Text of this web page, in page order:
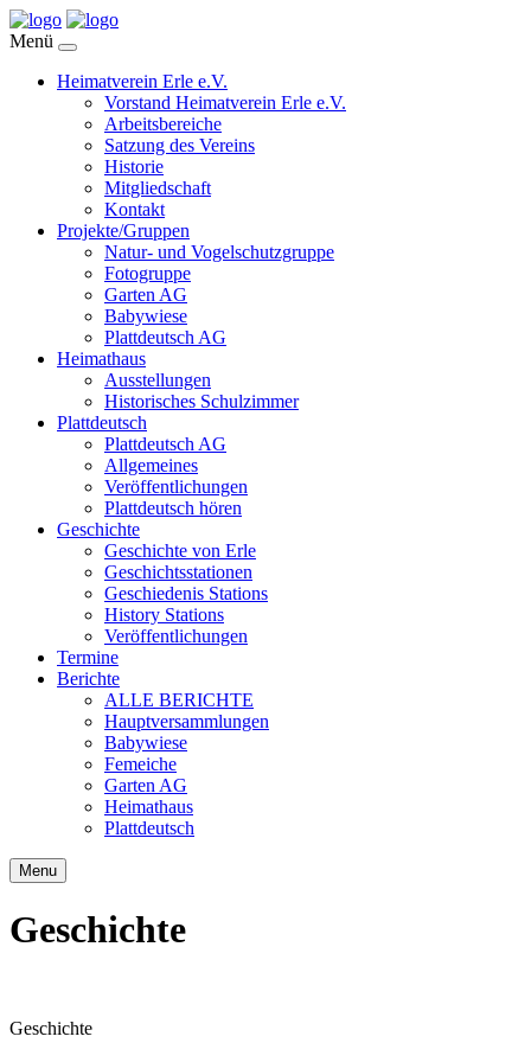
Menü
Heimatverein Erle e.V.
Vorstand Heimatverein Erle e.V.
Arbeitsbereiche
Satzung des Vereins
Historie
Mitgliedschaft
Kontakt
Projekte/Gruppen
Natur- und Vogelschutzgruppe
Fotogruppe
Garten AG
Babywiese
Plattdeutsch AG
Heimathaus
Ausstellungen
Historisches Schulzimmer
Plattdeutsch
Plattdeutsch AG
Allgemeines
Veröffentlichungen
Plattdeutsch hören
Geschichte
Geschichte von Erle
Geschichtsstationen
Geschiedenis Stations
History Stations
Veröffentlichungen
Termine
Berichte
ALLE BERICHTE
Hauptversammlungen
Babywiese
Femeiche
Garten AG
Heimathaus
Plattdeutsch
Menu
Geschichte
Geschichte